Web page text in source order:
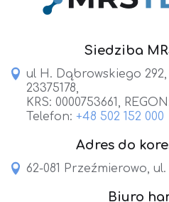
Siedziba
ul H. Dąbrowskiego 292,
23375178,
KRS: 0000753661,
Telefon: +48 502 152 000
Adres do
62-081 Przeźmierowo,
Biuro